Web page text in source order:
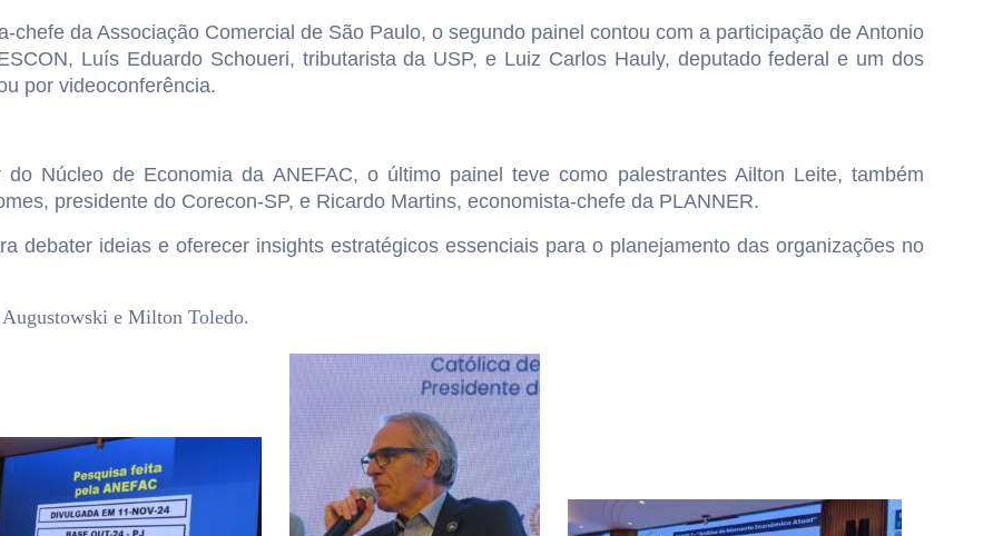
chefe da Associação Comercial de São Paulo, o segundo painel contou com a participação de Antonio
Luís Eduardo Schoueri, tributarista da USP, e Luiz Carlos Hauly, deputado federal e um dos
por videoconferência.
Núcleo de Economia da ANEFAC, o último painel teve como palestrantes Ailton Leite, também
presidente do Corecon-SP, e Ricardo Martins, economista-chefe da PLANNER.
debater ideias e oferecer insights estratégicos essenciais para o planejamento das organizações no
e Milton Toledo.